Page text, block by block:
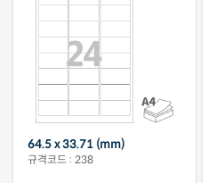
64.5 x 33.71 (mm)
규격코드 : 238